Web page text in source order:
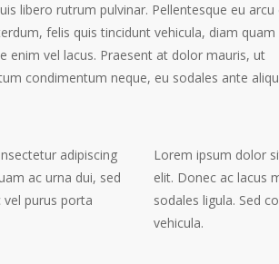
libero rutrum pulvinar. Pellentesque eu arcu
felis quis tincidunt vehicula, diam quam
enim vel lacus. Praesent at dolor mauris, ut
condimentum neque, eu sodales ante
adipiscing
ac urna dui, sed
vel purus porta
Lorem ipsum dolor
elit. Donec ac lacus
sodales ligula. Sed
vehicula.